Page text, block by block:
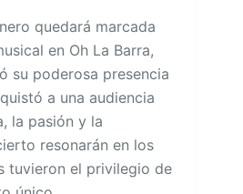
quedará marcada
en Oh La Barra,
su poderosa presencia
a una audiencia
la pasión y la
resonarán en los
tuvieron el privilegio de